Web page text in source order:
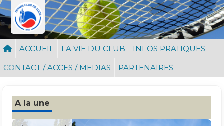
ACCUEIL LA VIE DU CLUB
INFOS PRATIQUES
CONTACT / ACCES / MEDIAS
PARTENAIRES
A la une
Panneau de gestion des cookies